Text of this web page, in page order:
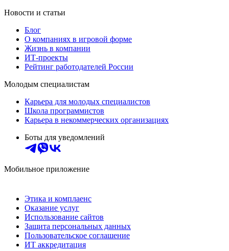
Новости и статьи
Блог
О компаниях в игровой форме
Жизнь в компании
ИТ-проекты
Рейтинг работодателей России
Молодым специалистам
Карьера для молодых специалистов
Школа программистов
Карьера в некоммерческих организациях
Боты для уведомлений
Мобильное приложение
Этика и комплаенс
Оказание услуг
Использование сайтов
Защита персональных данных
Пользовательское соглашение
ИТ аккредитация